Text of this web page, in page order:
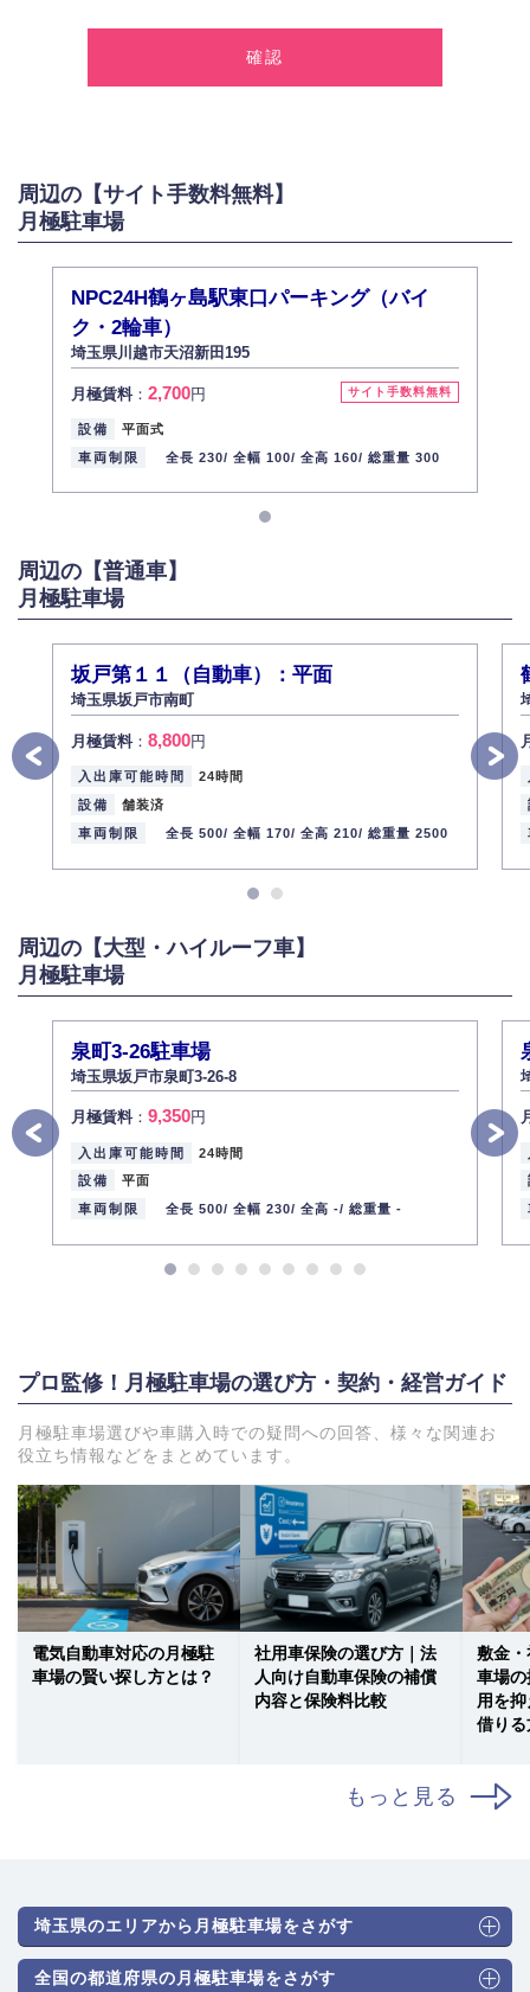
2.個人情報の利用
お問い合わせに対する回答、資料等の送付
採用に関する回答、情報の提供
弊社は取り扱う個人情報の外部への漏洩を防止し、その利用目的に応じて
適切かつ安全に管理します。
4.個人情報の第三者提供
法的義務など正当な理由に基づく要請があった場合を除き、お客様の個人
情報をご本人の同意なく第三者に提供いたしません。
5.個人情報の開示・訂正・削除
お客様ご本人から自己の個人情報開示の請求があった場合、すみやかに開
ん）。
また、個人情報の内容に誤りがあり、ご本人から訂正・追加・削除の請求
6.個人情報管理の社内教育
弊社社員全員が、個人情報の取り扱いについての重要性を理解し、より適
切に管理するよう社内教育を実施してまいります。
代表取締役社長 野口 幸男
周辺の【サイト手数料無料】
月極駐車場
NPC24H鶴ヶ島駅東口パーキング（バイ
ク・2輪車）
埼玉県川越市天沼新田195
サイト手数料無料
月極賃料： 2,700円
設備
平面式
車両制限
全長 230/ 全幅 100/ 全高 160/ 総重量 300
周辺の【普通車】
月極駐車場
坂戸第１１（自動車）：平面
埼玉県坂戸市南町
月極賃料： 8,800円
入出庫可能時間
24時間
設備
舗装済
車両制限
全長 500/ 全幅 170/ 全高 210/ 総重量 2500
周辺の【大型・ハイルーフ車】
月極駐車場
泉町3-26駐車場
埼玉県坂戸市泉町3-26-8
月極賃料： 9,350円
入出庫可能時間
24時間
設備
平面
車両制限
全長 500/ 全幅 230/ 全高 -/ 総重量 -
プロ監修！月極駐車場の選び方・契約・経営ガイド
月極駐車場選びや車購入時での疑問への回答、様々な関連お
役立ち情報などをまとめています。
電気自動車対応の月極駐
車場の賢い探し方とは？
社用車保険の選び方｜法
人向け自動車保険の補償
内容と保険料比較
敷金
車場
用を
借りる
もっと見る
埼玉県のエリアから月極駐車場をさがす
全国の都道府県の月極駐車場をさがす